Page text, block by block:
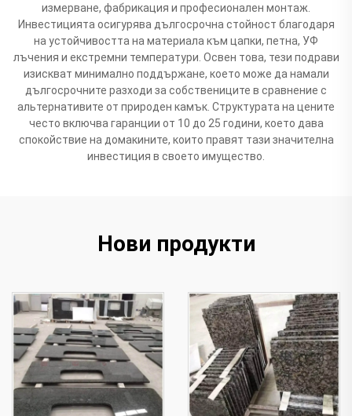
измерване, фабрикация и професионален монтаж.
Инвестицията осигурява дългосрочна стойност благодаря
на устойчивостта на материала към цапки, петна, УФ
лъчения и екстремни температури. Освен това, тези подрави
изискват минимално поддържане, което може да намали
дългосрочните разходи за собствениците в сравнение с
альтернативите от природен камък. Структурата на цените
често включва гаранции от 10 до 25 години, което дава
спокойствие на домакините, които правят тази значителна
инвестиция в своето имущество.
Нови продукти